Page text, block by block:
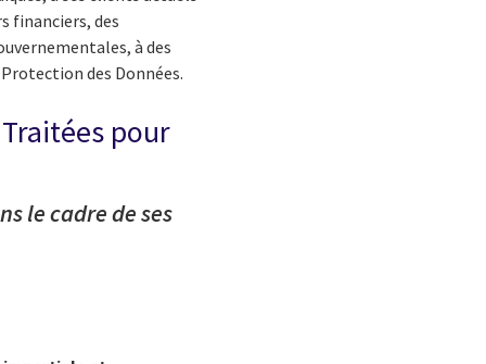
financiers, des
à des
des Données.
pour
le cadre de ses